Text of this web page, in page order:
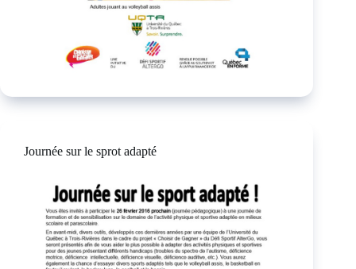
Journée sur le sprot adapté